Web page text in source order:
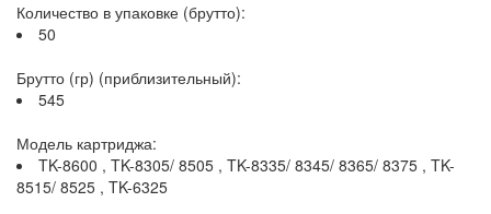
Количество в упаковке (брутто):
50
Брутто (гр) (приблизительный):
545
Модель картриджа:
TK-8600 , TK-8305/ 8505 , TK-8335/ 8345/ 8365/ 8375 , TK-
8515/ 8525 , TK-6325